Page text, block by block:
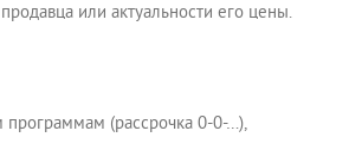
или актуальности его цены.
(рассрочка 0-0-…),